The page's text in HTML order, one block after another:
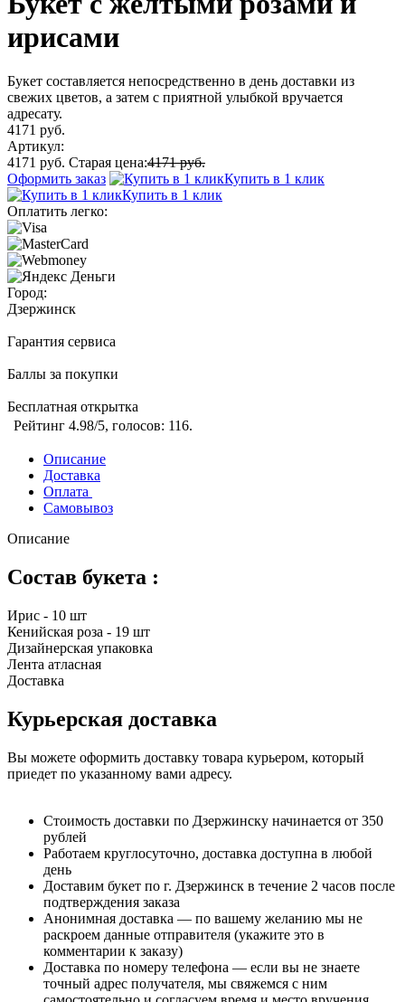
ирисами
Букет составляется непосредственно в день доставки из
свежих цветов, а затем с приятной улыбкой вручается
адресату.
4171 руб.
Артикул:
4171 руб. Старая цена:4171 руб.
Оформить заказ
Купить в 1 клик
Купить в 1 клик
Оплатить легко:
Город:
Дзержинск
Гарантия сервиса
Баллы за покупки
Бесплатная открытка
Рейтинг 4.98/5, голосов: 116.
Описание
Доставка
Оплата
Самовывоз
Описание
Состав букета :
Ирис - 10 шт
Кенийская роза - 19 шт
Дизайнерская упаковка
Лента атласная
Доставка
Курьерская доставка
Вы можете оформить доставку товара курьером, который
приедет по указанному вами адресу.
Стоимость доставки по Дзержинску начинается от 350
рублей
Работаем круглосуточно, доставка доступна в любой
день
Доставим букет по г. Дзержинск в течение 2 часов после
подтверждения заказа
Анонимная доставка — по вашему желанию мы не
раскроем данные отправителя (укажите это в
комментарии к заказу)
Доставка по номеру телефона — если вы не знаете
точный адрес получателя, мы свяжемся с ним